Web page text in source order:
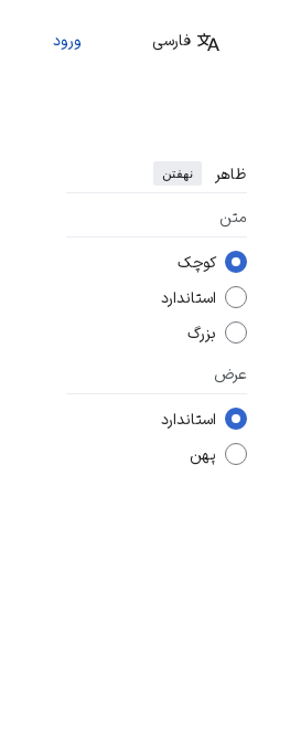
فارسی ورود
ظاهر نهفتن
متن
کوچک
استاندارد
بزرگ
عرض
استاندارد
پهن